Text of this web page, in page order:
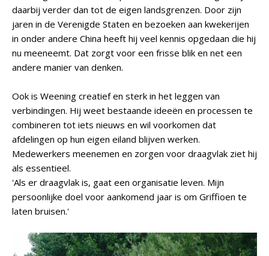
daarbij verder dan tot de eigen landsgrenzen. Door zijn
jaren in de Verenigde Staten en bezoeken aan kwekerijen
in onder andere China heeft hij veel kennis opgedaan die hij
nu meeneemt. Dat zorgt voor een frisse blik en net een
andere manier van denken.
Ook is Weening creatief en sterk in het leggen van
verbindingen. Hij weet bestaande ideeën en processen te
combineren tot iets nieuws en wil voorkomen dat
afdelingen op hun eigen eiland blijven werken.
Medewerkers meenemen en zorgen voor draagvlak ziet hij
als essentieel.
'Als er draagvlak is, gaat een organisatie leven. Mijn
persoonlijke doel voor aankomend jaar is om Griffioen te
laten bruisen.'